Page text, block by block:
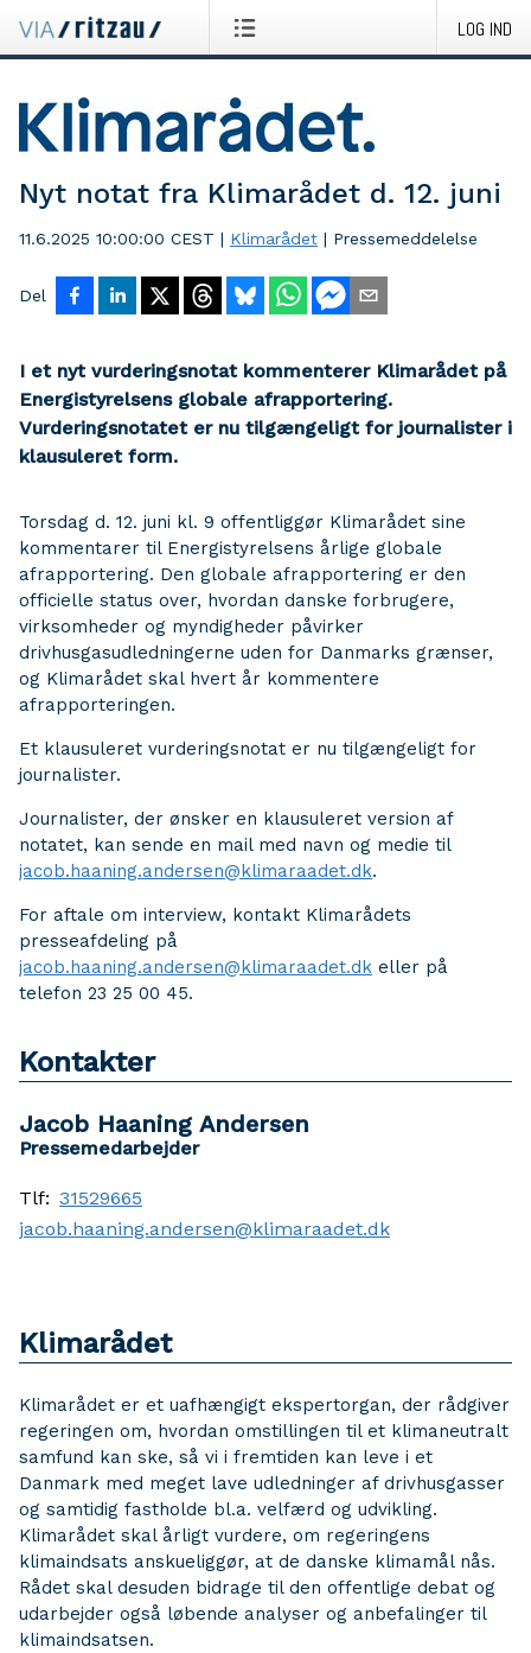
LOG IND
Nyt notat fra Klimarådet d. 12. juni
11.6.2025 10:00:00 CEST | Klimarådet | Pressemeddelelse
Del
I et nyt vurderingsnotat kommenterer Klimarådet på
Energistyrelsens globale afrapportering.
Vurderingsnotatet er nu tilgængeligt for journalister i
klausuleret form.
Torsdag d. 12. juni kl. 9 offentliggør Klimarådet sine
kommentarer til Energistyrelsens årlige globale
afrapportering. Den globale afrapportering er den
officielle status over, hvordan danske forbrugere,
virksomheder og myndigheder påvirker
drivhusgasudledningerne uden for Danmarks grænser,
og Klimarådet skal hvert år kommentere
afrapporteringen.
Et klausuleret vurderingsnotat er nu tilgængeligt for
journalister.
Journalister, der ønsker en klausuleret version af
notatet, kan sende en mail med navn og medie til
jacob.haaning.andersen@klimaraadet.dk.
For aftale om interview, kontakt Klimarådets
presseafdeling på
jacob.haaning.andersen@klimaraadet.dk eller på
telefon 23 25 00 45.
Kontakter
Jacob Haaning Andersen
Pressemedarbejder
Tlf: 31529665
jacob.haaning.andersen@klimaraadet.dk
Klimarådet
Klimarådet er et uafhængigt ekspertorgan, der rådgiver
regeringen om, hvordan omstillingen til et klimaneutralt
samfund kan ske, så vi i fremtiden kan leve i et
Danmark med meget lave udledninger af drivhusgasser
og samtidig fastholde bl.a. velfærd og udvikling.
Klimarådet skal årligt vurdere, om regeringens
klimaindsats anskueliggør, at de danske klimamål nås.
Rådet skal desuden bidrage til den offentlige debat og
udarbejder også løbende analyser og anbefalinger til
klimaindsatsen.